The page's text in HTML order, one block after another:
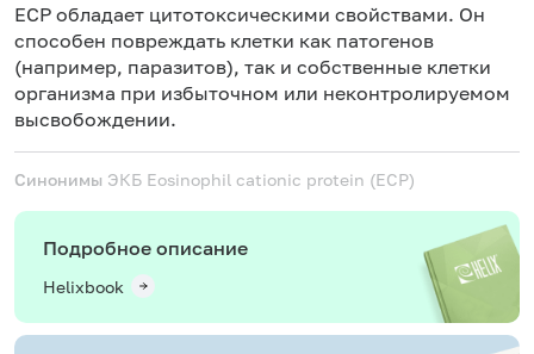
ECP обладает цитотоксическими свойствами. Он
способен повреждать клетки как патогенов
(например, паразитов), так и собственные клетки
организма при избыточном или неконтролируемом
высвобождении.
Синонимы ЭКБ Eosinophil cationic protein (ECP)
Подробное описание
Helixbook